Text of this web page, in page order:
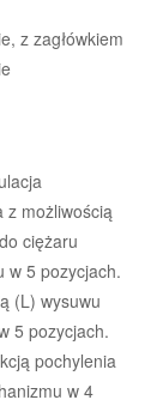
z zagłówkiem
z możliwością
ciężaru
w 5 pozycjach.
(L) wysuwu
5 pozycjach.
pochylenia
w 4